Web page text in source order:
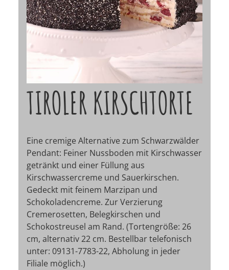
TIROLER KIRSCHTORTE
Eine cremige Alternative zum Schwarzwälder
Pendant: Feiner Nussboden mit Kirschwasser
getränkt und einer Füllung aus
Kirschwassercreme und Sauerkirschen.
Gedeckt mit feinem Marzipan und
Schokoladencreme. Zur Verzierung
Cremerosetten, Belegkirschen und
Schokostreusel am Rand. (Tortengröße: 26
cm, alternativ 22 cm. Bestellbar telefonisch
unter: 09131-7783-22, Abholung in jeder
Filiale möglich.)